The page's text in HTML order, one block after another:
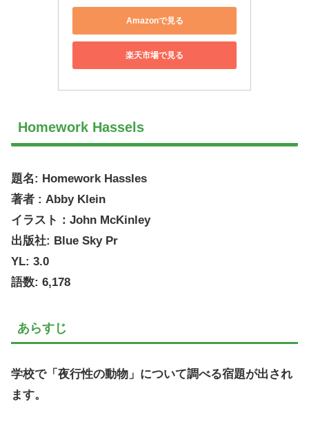
Amazonで見る
楽天市場で見る
Homework Hassels
題名: Homework Hassles
著者 : Abby Klein
イラスト：John McKinley
出版社: Blue Sky Pr
YL: 3.0
語数: 6,178
あらすじ
学校で「夜行性の動物」について調べる宿題が出され
ます。